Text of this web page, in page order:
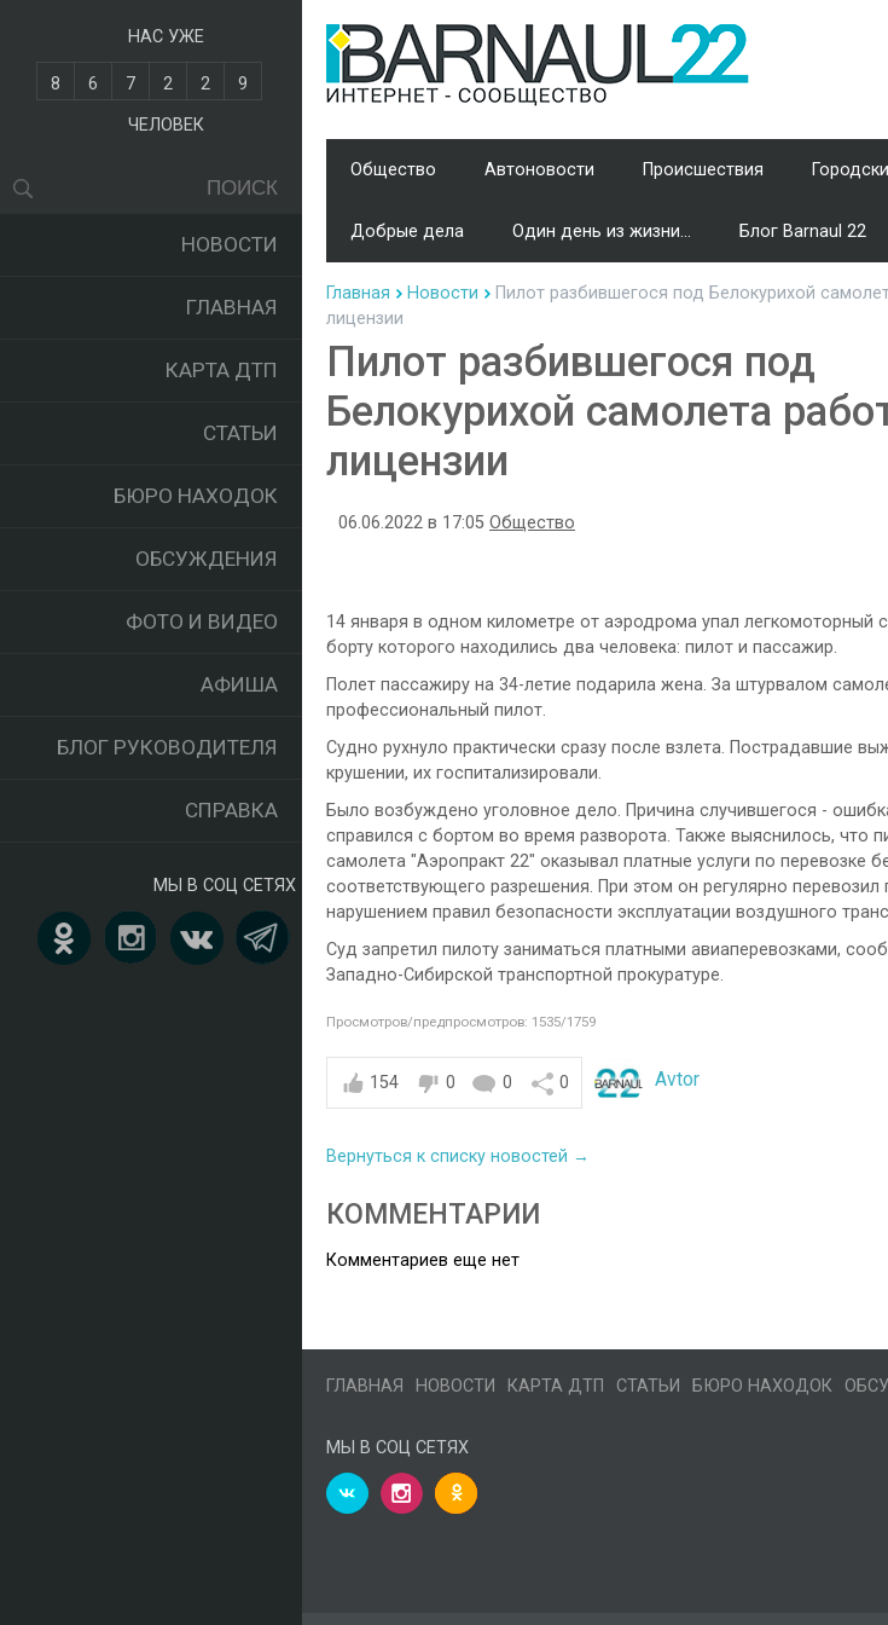
НАС УЖЕ
8 6 7 2 2
9
ЧЕЛОВЕК
НОВОСТИ
ГЛАВНАЯ
КАРТА ДТП
СТАТЬИ
БЮРО НАХОДОК
ОБСУЖДЕНИЯ
ФОТО И ВИДЕО
АФИША
БЛОГ РУКОВОДИТЕЛЯ
СПРАВКА
МЫ В СОЦ СЕТЯХ
Общество Автоновости Происшествия
Добрые дела Один день из жизни... Блог Barnaul 22
Главная Новости
Пилот разбившегося под Белокурихой
лицензии
Пилот разбившегося под
Белокурихой самолета
лицензии
06.06.2022 в 17:05 Общество
14 января в одном километре от аэродрома упал легкомоторный
борту которого находились два человека: пилот и пассажир.
Полет пассажиру на 34-летие подарила жена. За штурвалом
профессиональный пилот.
Судно рухнуло практически сразу после взлета. Пострадавшие
крушении, их госпитализировали.
Было возбуждено уголовное дело. Причина случившегося -
справился с бортом во время разворота. Также выяснилось, что
самолета "Аэропракт 22" оказывал платные услуги по перевозке
соответствующего разрешения. При этом он регулярно
нарушением правил безопасности эксплуатации воздушного
Суд запретил пилоту заниматься платными авиаперевозками,
Западно-Сибирской транспортной прокуратуре.
Просмотров/предпросмотров: 1535/1759
154 0 0 0 Avtor
Вернуться к списку новостей →
КОММЕНТАРИИ
Комментариев еще нет
ГЛАВНАЯ НОВОСТИ КАРТА ДТП СТАТЬИ БЮРО НАХОДОК
МЫ В СОЦ СЕТЯХ